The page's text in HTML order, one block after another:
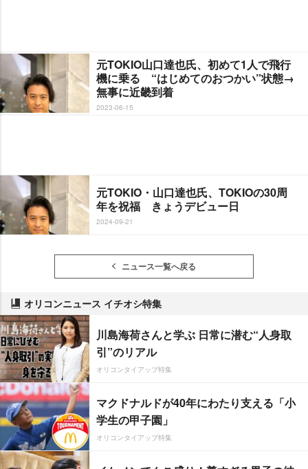
元TOKIO山口達也氏、初めて1人で飛行
機に乗る “はじめてのおつかい”状態→
無事に近畿到着
2023-06-15
元TOKIO・山口達也氏、TOKIOの30周
年を祝福 きょうデビュー日
2024-09-21
ニュース一覧へ戻る
オリコンニュース イチオシ特集
川島海荷さんと学ぶ 日常に潜む“人身取
引”のリアル
オリコンタイアップ特集
マクドナルドが40年にわたり支える「小
学生の甲子園」
オリコンタイアップ特集